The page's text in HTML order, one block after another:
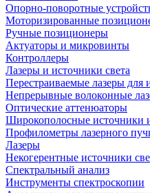
Опорно-поворотные
Моторизированные
Ручные позиционеры
Актуаторы и микровинты
Контроллеры
Лазеры и источники света
Перестраиваемые лазеры для
Непрерывные волоконные
Оптические аттенюаторы
Широкополосные источники
Профилометры лазерного
Лазеры
Некогерентные источники
Спектральный анализ
Инструменты спектроскопии